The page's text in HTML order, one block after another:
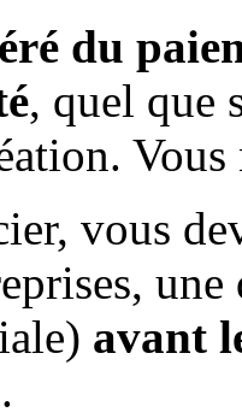
du
, quel que
vous
avant